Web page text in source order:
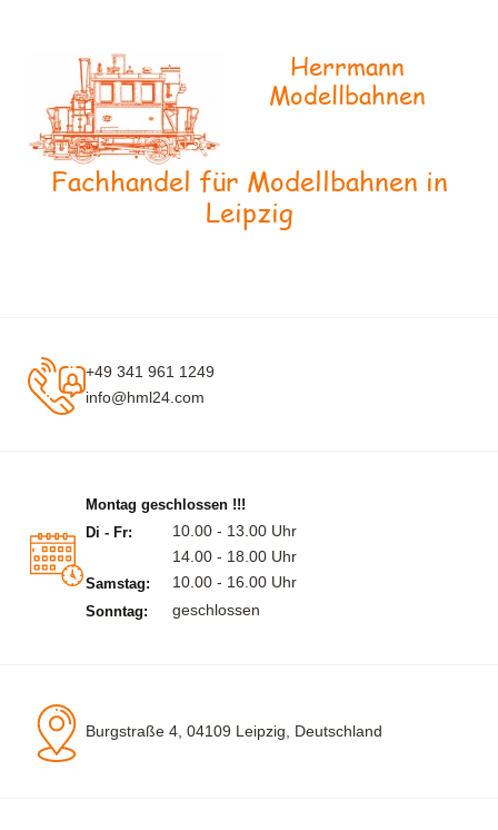
Herrmann
Modellbahnen
Fachhandel für Modellbahnen in
Leipzig
+49 341 961 1249
info@hml24.com
Montag geschlossen !!!
Di - Fr:
10.00 - 13.00 Uhr
14.00 - 18.00 Uhr
Samstag: 10.00 - 16.00 Uhr
Sonntag: geschlossen
Burgstraße 4, 04109 Leipzig, Deutschland